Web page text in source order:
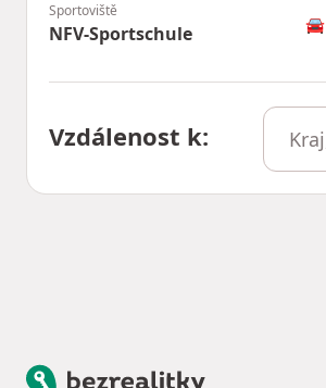
Sportoviště
NFV-Sportschule 🚘
Vzdálenost k:
Bezrealitky